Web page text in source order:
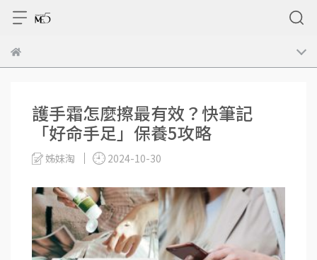
護手霜怎麼擦最有效？快筆記
「好命手足」保養5攻略
姊妹淘 2024-10-30